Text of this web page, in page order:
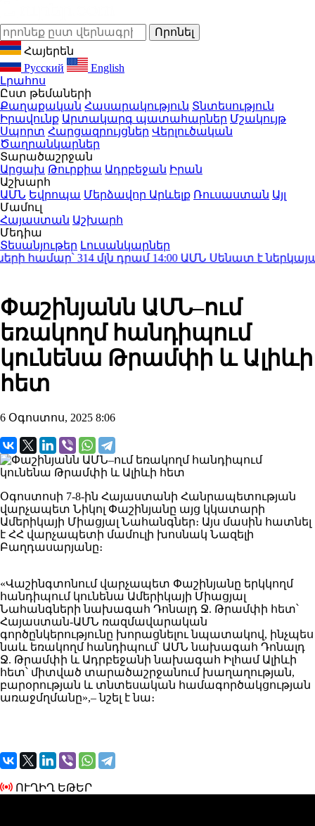
Հայերեն
Русский
English
Լրահոս
Ըստ թեմաների
Քաղաքական Հասարակություն Տնտեսություն
Իրավունք Արտակարգ պատահարներ Մշակույթ
Սպորտ Հարցազրույցներ Վերլուծական
Ծաղրանկարներ
Տարածաշրջան
Արցախ Թուրքիա Ադրբեջան Իրան
Աշխարհ
ԱՄՆ Եվրոպա Մերձավոր Արևելք Ռուսաստան Այլ
Մամուլ
Հայաստան Աշխարհ
Մեդիա
Տեսանյութեր Լուսանկարներ
314 մլն դրամ14:00ԱՄՆ Սենատ է
Փաշինյանն ԱՄՆ–ում
եռակողմ հանդիպում
կունենա Թրամփի և Ալիևի
հետ
6 Օգոստոս, 2025 8:06
Օգոստոսի 7-8-ին Հայաստանի Հանրապետության
վարչապետ Նիկոլ Փաշինյանը այց կկատարի
Ամերիկայի Միացյալ Նահանգներ։ Այս մասին հատնել
է ՀՀ վարչապետի մամուլի խոսնակ Նազելի
Բաղդասարյանը։
«Վաշինգտոնում վարչապետ Փաշինյանը երկկողմ
հանդիպում կունենա Ամերիկայի Միացյալ
Նահանգների նախագահ Դոնալդ Ջ. Թրամփի հետ՝
Հայաստան-ԱՄՆ ռազմավարական
գործընկերությունը խորացնելու նպատակով, ինչպես
նաև եռակողմ հանդիպում՝ ԱՄՆ նախագահ Դոնալդ
Ջ. Թրամփի և Ադրբեջանի նախագահ Իլհամ Ալիևի
հետ՝ միտված տարածաշրջանում խաղաղության,
բարօրության և տնտեսական համագործակցության
առաջմղմանը»,– նշել է նա։
ՈՒՂԻՂ ԵԹԵՐ